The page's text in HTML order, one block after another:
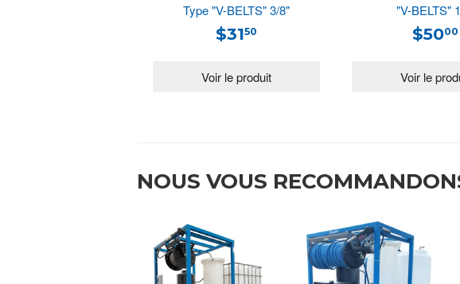
Type "V-BELTS" 3/8"
$3150
"V-BELTS"
$5000
NOUS VOUS